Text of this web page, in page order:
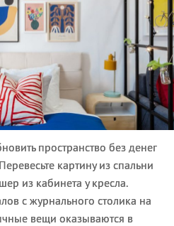
пространство без денег
картину из спальни
из кабинета у кресла.
с журнального столика на
вещи оказываются в